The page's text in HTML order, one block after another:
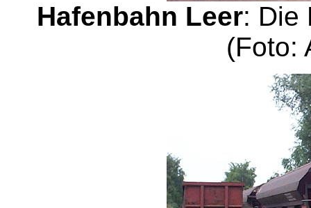
Hafenbahn Leer: Die
(Foto: